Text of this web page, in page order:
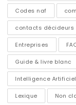
Codes naf
contacts décideurs
Entreprises
Guide & livre blanc
Intelligence
Lexique Non